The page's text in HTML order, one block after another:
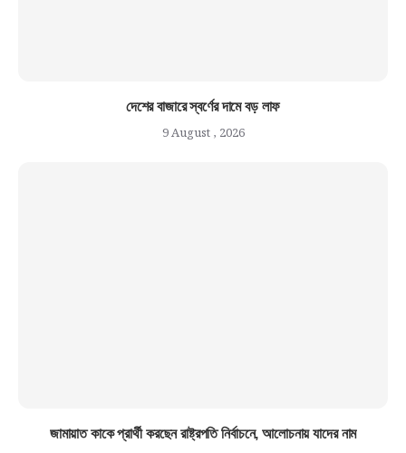
দেশের বাজারে স্বর্ণের দামে বড় লাফ
9 August , 2026
জামায়াত কাকে প্রার্থী করছেন রাষ্ট্রপতি নির্বাচনে, আলোচনায় যাদের নাম